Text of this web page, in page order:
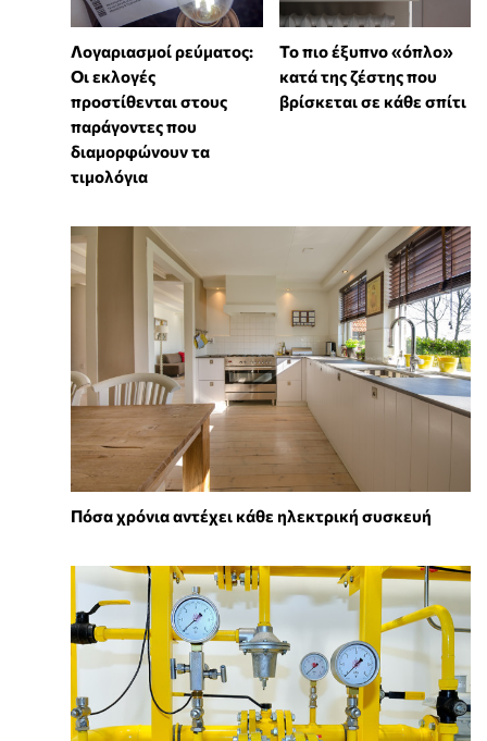
Λογαριασμοί ρεύματος:
Οι εκλογές
προστίθενται στους
παράγοντες που
διαμορφώνουν τα
τιμολόγια
To πιο έξυπνο «όπλο»
κατά της ζέστης που
βρίσκεται σε κάθε σπίτι
Πόσα χρόνια αντέχει κάθε ηλεκτρική συσκευή